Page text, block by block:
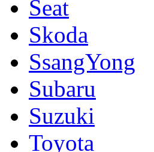
Seat
Skoda
SsangYong
Subaru
Suzuki
Toyota